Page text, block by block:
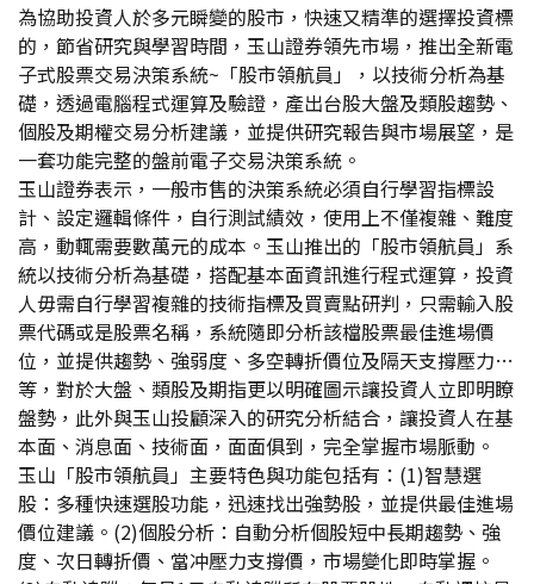
為協助投資人於多元瞬變的股市，快速又精準的選擇投資標
的，節省研究與學習時間，玉山證券領先市場，推出全新電
子式股票交易決策系統~「股市領航員」，以技術分析為基
礎，透過電腦程式運算及驗證，產出台股大盤及類股趨勢、
個股及期權交易分析建議，並提供研究報告與市場展望，是
一套功能完整的盤前電子交易決策系統。
玉山證券表示，一般市售的決策系統必須自行學習指標設
計、設定邏輯條件，自行測試績效，使用上不僅複雜、難度
高，動輒需要數萬元的成本。玉山推出的「股市領航員」系
統以技術分析為基礎，搭配基本面資訊進行程式運算，投資
人毋需自行學習複雜的技術指標及買賣點研判，只需輸入股
票代碼或是股票名稱，系統隨即分析該檔股票最佳進場價
位，並提供趨勢、強弱度、多空轉折價位及隔天支撐壓力…
等，對於大盤、類股及期指更以明確圖示讓投資人立即明瞭
盤勢，此外與玉山投顧深入的研究分析結合，讓投資人在基
本面、消息面、技術面，面面俱到，完全掌握市場脈動。
玉山「股市領航員」主要特色與功能包括有：(1)智慧選
股：多種快速選股功能，迅速找出強勢股，並提供最佳進場
價位建議。(2)個股分析：自動分析個股短中長期趨勢、強
度、次日轉折價、當冲壓力支撐價，市場變化即時掌握。